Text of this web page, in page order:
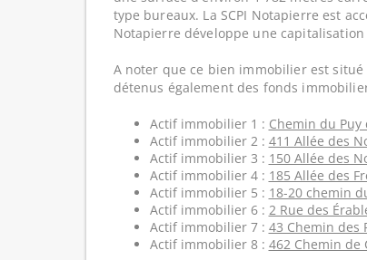
type bureaux. La SCPI Notapierre est
Notapierre développe une capitalisation
A noter que ce bien immobilier est
détenus également des fonds
Actif immobilier 1 : Chemin du
Actif immobilier 2 : 411 Allée des
Actif immobilier 3 : 150 Allée des
Actif immobilier 4 : 185 Allée des
Actif immobilier 5 : 18-20 chemin
Actif immobilier 6 : 2 Rue des
Actif immobilier 7 : 43 Chemin des
Actif immobilier 8 : 462 Chemin de